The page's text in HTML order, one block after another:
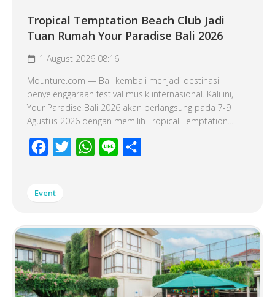
Tropical Temptation Beach Club Jadi
Tuan Rumah Your Paradise Bali 2026
1 August 2026 08:16
Mounture.com — Bali kembali menjadi destinasi
penyelenggaraan festival musik internasional. Kali ini,
Your Paradise Bali 2026 akan berlangsung pada 7-9
Agustus 2026 dengan memilih Tropical Temptation...
Facebook
Twitter WhatsApp
Line
Event